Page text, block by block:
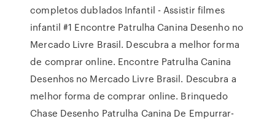
completos dublados Infantil - Assistir filmes
infantil #1 Encontre Patrulha Canina Desenho no
Mercado Livre Brasil. Descubra a melhor forma
de comprar online. Encontre Patrulha Canina
Desenhos no Mercado Livre Brasil. Descubra a
melhor forma de comprar online. Brinquedo
Chase Desenho Patrulha Canina De Empurrar-